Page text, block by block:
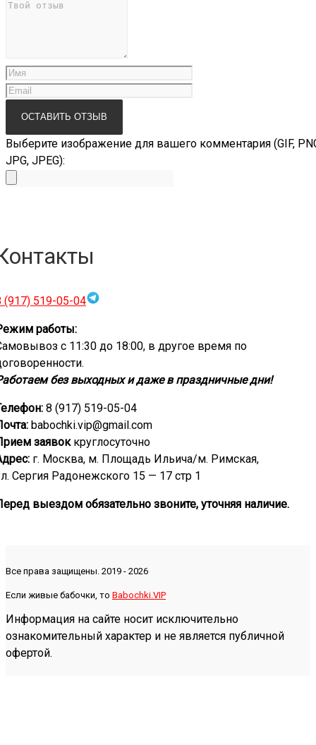
Выберите изображение для вашего комментария (GIF,
JPG, JPEG):
(917) 519-05-04
работы:
с 11:30 до 18:00, в другое время по
без выходных и даже в праздничные дни!
8 (917) 519-05-04
babochki.vip@gmail.com
заявоккруглосуточно
г. Москва, м. Площадь Ильича/м. Римская,
Сергия Радонежского 15 — 17 стр 1
выездом обязательно звоните, уточняя наличие.
Все права защищены. 2019 - 2026
Если живые бабочки, то Babochki.VIP
Информация на сайте носит исключительно
ознакомительный характер и не является публичной
офертой.